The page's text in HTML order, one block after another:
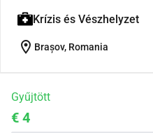
Krízis és Vészhelyzet
location_on Brașov, Romania
Gyűjtött
€ 4